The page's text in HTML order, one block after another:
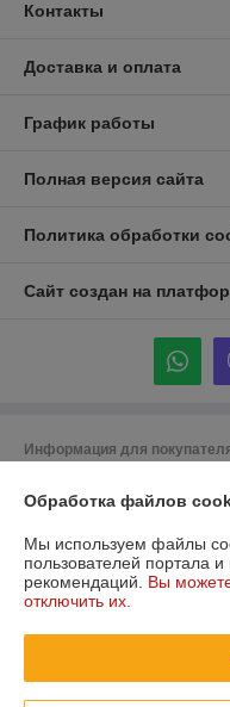
Контакты
Доставка и оплата
График работы
Полная версия сайта
Политика обработки
Сайт создан на
Информация для
"Лидана"
комната 9
Регистрационный номер
Регистрационный орган:
Обработка файлов
Мы используем файлы
пользователей портала
рекомендаций. Вы
отключить их.